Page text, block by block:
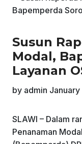
Susun
Modal,
Layanan
by admin
SLAWI – Dalam
Penanaman